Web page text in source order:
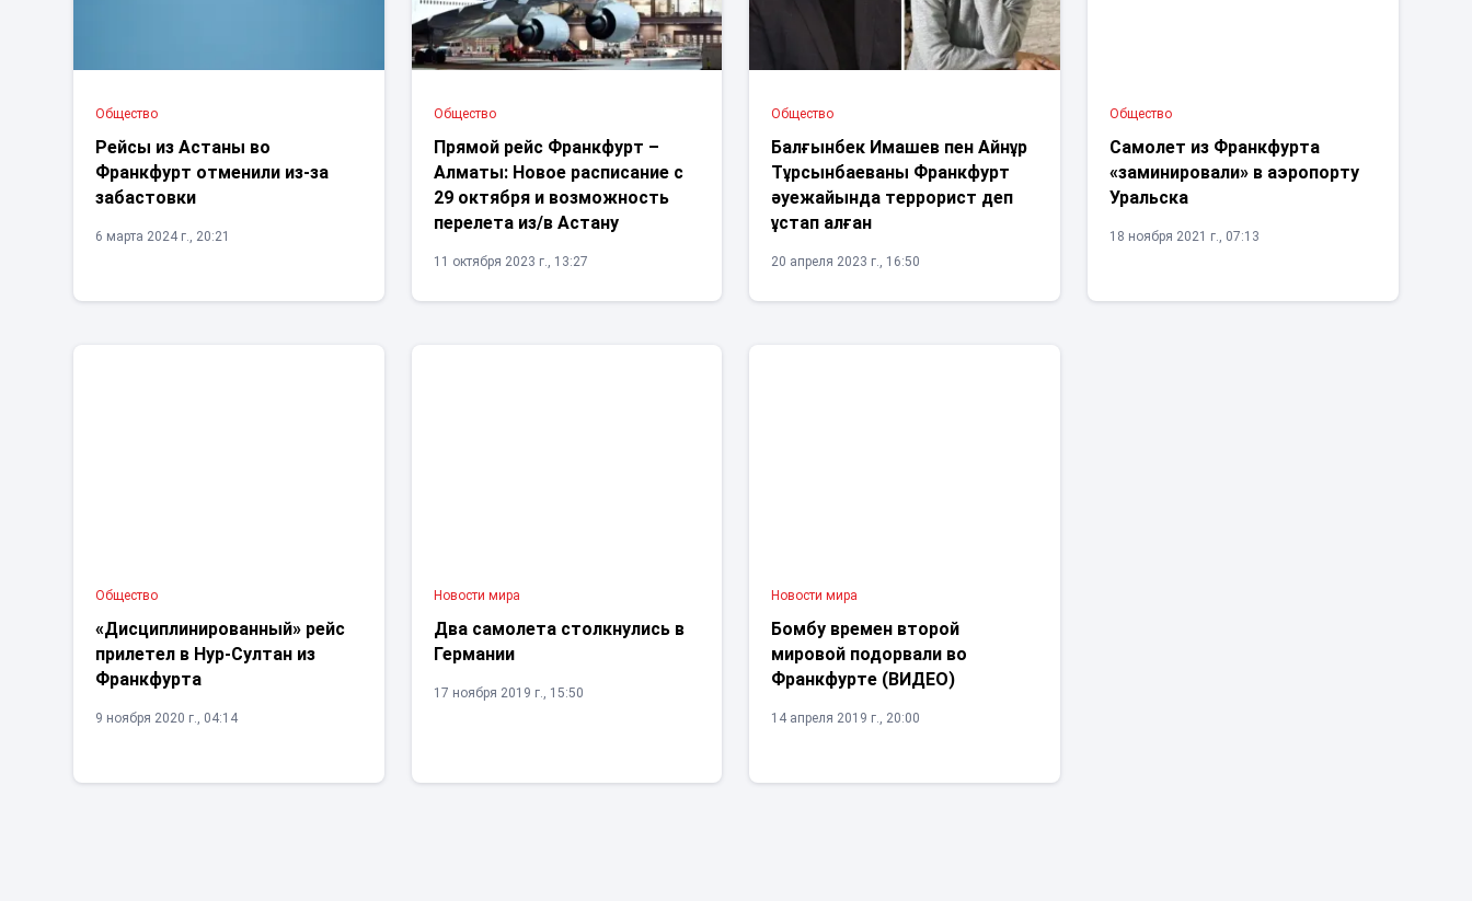
Общество
Рейсы из Астаны во
Франкфурт отменили из-за
забастовки
6 марта 2024 г., 20:21
Общество
Прямой рейс Франкфурт –
Алматы: Новое расписание с
29 октября и возможность
перелета из/в Астану
11 октября 2023 г., 13:27
Общество
Балғынбек Имашев пен Айнұр
Тұрсынбаеваны Франкфурт
әуежайында террорист деп
ұстап алған
20 апреля 2023 г., 16:50
Общество
Самолет из Франкфурта
«заминировали» в аэропорту
Уральска
18 ноября 2021 г., 07:13
Общество
«Дисциплинированный» рейс
прилетел в Нур-Султан из
Франкфурта
9 ноября 2020 г., 04:14
Новости мира
Два самолета столкнулись в
Германии
17 ноября 2019 г., 15:50
Новости мира
Бомбу времен второй
мировой подорвали во
Франкфурте (ВИДЕО)
14 апреля 2019 г., 20:00